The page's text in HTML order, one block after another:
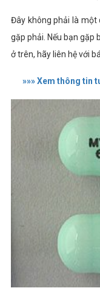
Đây không phải là một
gặp phải. Nếu bạn gặp
ở trên, hãy liên hệ với
»»» Xem thông tin